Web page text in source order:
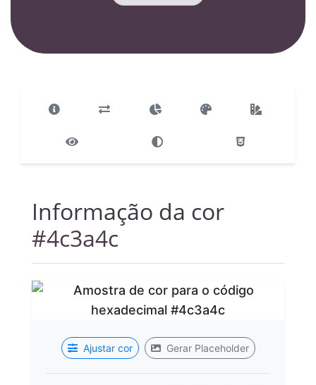
Informação da cor
#4c3a4c
Ajustar cor Gerar Placeholder